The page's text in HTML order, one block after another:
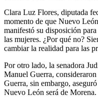
Clara Luz Flores, diputada
momento de que Nuevo
manifestó su disposición
las mujeres. ¿Por qué no?
cambiar la realidad para las
Por otro lado, la senadora
Manuel Guerra,
Guerra, sin embargo,
Nuevo León será de Morena.